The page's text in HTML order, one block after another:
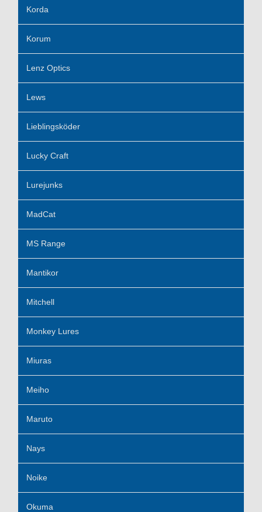
Korda
Korum
Lenz Optics
Lews
Lieblingsköder
Lucky Craft
Lurejunks
MadCat
MS Range
Mantikor
Mitchell
Monkey Lures
Miuras
Meiho
Maruto
Nays
Noike
Okuma